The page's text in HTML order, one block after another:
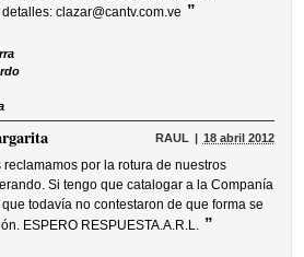
clazar@cantv.com.ve ”
RAUL 18 abril 2012
reclamamos por la rotura de nuestros
Si tengo que catalogar a la Companía
todavía no contestaron de que forma se
ESPERO RESPUESTA.A.R.L. ”